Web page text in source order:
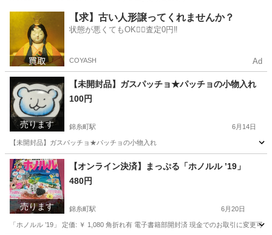
亀戸駅 フェイスケア
【求】古い人形譲ってくれませんか？
状態が悪くてもOK🙆‍♀️査定0円‼️
COYASH Ad
売ります
【未開封品】ガスパッチョ★パッチョの小物入れ
100円
錦糸町駅 6月14日
【未開封品】ガスパッチョ★パッチョの小物入れ
東京 墨田区 錦糸町駅 ノベルティグッズ
売ります
【オンライン決済】まっぷる「ホノルル ’19」
480円
錦糸町駅 6月20日
「ホノルル ’19」 定価: ￥ 1,080 角折れ有 電子書籍部開封済 現金でのお取引に変更可